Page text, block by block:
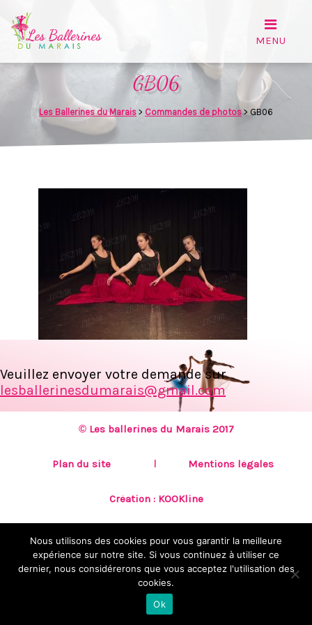
GB06
Les Ballerines du Marais > Commandes de photos> GB06
Veuillez envoyer votre demande sur
lesballerinesdumarais@gmail.com
© Les ballerines du Marais 2017
Plan du site Mentions légales
Création : KOOKline
Nous utilisons des cookies pour vous garantir la meilleure
expérience sur notre site. Si vous continuez à utiliser ce
dernier, nous considérerons que vous acceptez l'utilisation des
cookies.
Ok